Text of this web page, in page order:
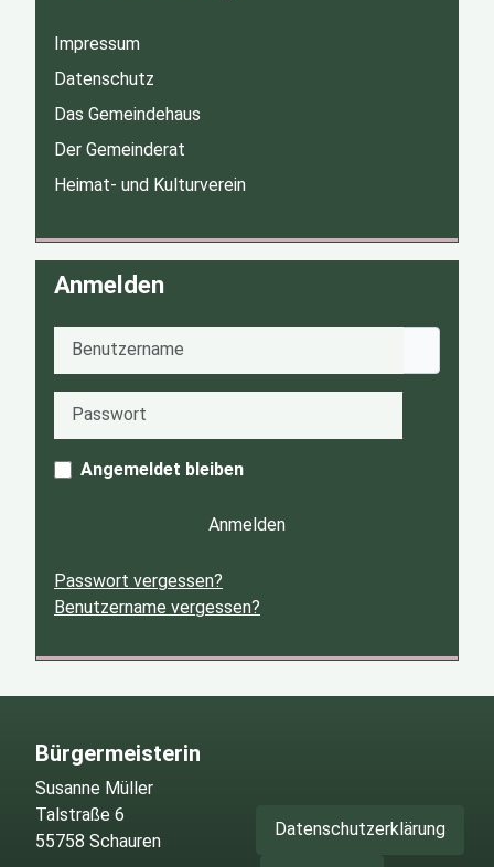
Impressum
Datenschutz
Das Gemeindehaus
Der Gemeinderat
Heimat- und Kulturverein
Anmelden
Benutzername
Passwort
Angemeldet bleiben
Anmelden
Passwort vergessen?
Benutzername vergessen?
Bürgermeisterin
Susanne Müller
Talstraße 6
55758 Schauren
Datenschutzerklärung